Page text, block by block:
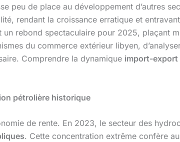
peu de place au développement d’autres
rendant la croissance erratique et
rebond spectaculaire pour 2025, plaçant
du commerce extérieur libyen,
Comprendre la dynamique import-export
pétrolière historique
de rente. En 2023, le secteur des
. Cette concentration extrême confère